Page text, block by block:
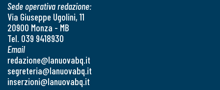
Sede operativa redazione:
Via Giuseppe Ugolini, 11
20900 Monza - MB
Tel. 039 9418930
Email
redazione@lanuovabq.it
segreteria@lanuovabq.it
inserzioni@lanuovabq.it